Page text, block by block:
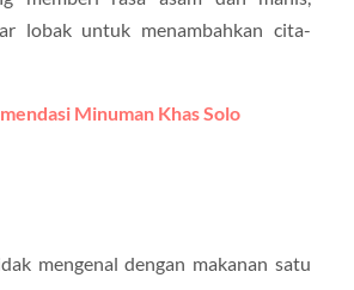
lobak untuk menambahkan cita-
Minuman Khas Solo
mengenal dengan makanan satu